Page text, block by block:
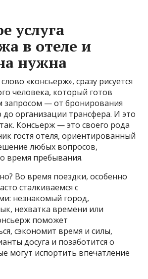
услуга
в отеле и
нужна
«консьерж», сразу рисуется
человека, который готов
— от бронирования
до организации трансфера. И это
Консьерж — это своего рода
гостя отеля, ориентированный
любых вопросов,
время пребывания.
Во время поездки, особенно
сталкиваемся с
незнакомый город,
нехватка времени или
поможет
сэкономит время и силы,
досуга и позаботится о
могут испортить впечатление